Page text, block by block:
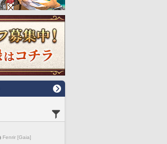
Fenrir [Gaia]